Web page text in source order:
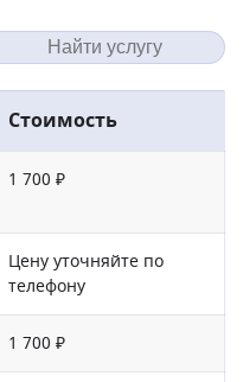
Стоимость
1 700 ₽
Цену уточняйте по
телефону
1 700 ₽